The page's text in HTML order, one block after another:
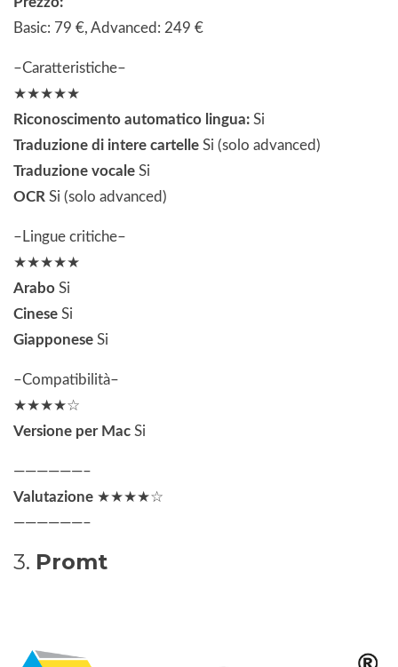
Basic: 79 €, Advanced: 249 €
–Caratteristiche–
★★★★★
Riconoscimento automatico lingua: Si
Traduzione di intere cartelle Si (solo advanced)
Traduzione vocale Si
OCR Si (solo advanced)
–Lingue critiche–
★★★★★
Arabo Si
Cinese Si
Giapponese Si
–Compatibilità–
★★★★☆
Versione per Mac Si
——————–
Valutazione ★★★★☆
——————–
3. Promt